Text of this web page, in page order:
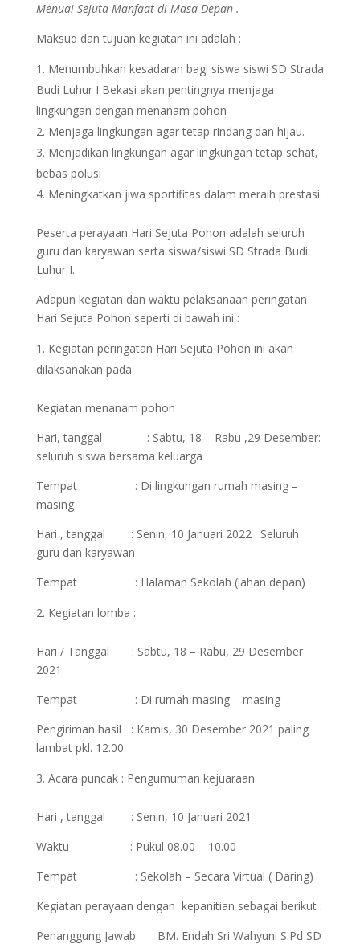
Menuai Sejuta Manfaat di Masa Depan .
Maksud dan tujuan kegiatan ini adalah :
Menumbuhkan kesadaran bagi siswa siswi SD Strada
Budi Luhur I Bekasi akan pentingnya menjaga
lingkungan dengan menanam pohon
Menjaga lingkungan agar tetap rindang dan hijau.
Menjadikan lingkungan agar lingkungan tetap sehat,
bebas polusi
Meningkatkan jiwa sportifitas dalam meraih prestasi.
Peserta perayaan Hari Sejuta Pohon adalah seluruh
guru dan karyawan serta siswa/siswi SD Strada Budi
Luhur I.
Adapun kegiatan dan waktu pelaksanaan peringatan
Hari Sejuta Pohon seperti di bawah ini :
Kegiatan peringatan Hari Sejuta Pohon ini akan
dilaksanakan pada
Kegiatan menanam pohon
Hari, tanggal : Sabtu, 18 – Rabu ,29 Desember:
seluruh siswa bersama keluarga
Tempat : Di lingkungan rumah masing –
masing
Hari , tanggal : Senin, 10 Januari 2022 : Seluruh
guru dan karyawan
Tempat : Halaman Sekolah (lahan depan)
Kegiatan lomba :
Hari / Tanggal : Sabtu, 18 – Rabu, 29 Desember
2021
Tempat : Di rumah masing – masing
Pengiriman hasil : Kamis, 30 Desember 2021 paling
lambat pkl. 12.00
Acara puncak : Pengumuman kejuaraan
Hari , tanggal : Senin, 10 Januari 2021
Waktu : Pukul 08.00 – 10.00
Tempat : Sekolah – Secara Virtual ( Daring)
Kegiatan perayaan dengan kepanitian sebagai berikut :
Penanggung Jawab : BM. Endah Sri Wahyuni S.Pd SD